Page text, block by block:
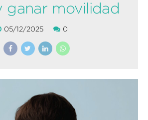
05/12/2025 0
ganar movilidad